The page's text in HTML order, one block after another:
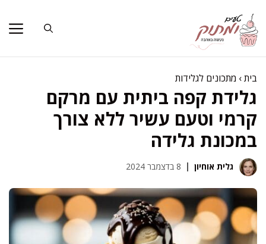
לתוכן
בית› מתכונים לגלידות
גלידת קפה ביתית עם מרקם
קרמי וטעם עשיר ללא צורך
במכונת גלידה
גלית אוחיון 8 בדצמבר 2024